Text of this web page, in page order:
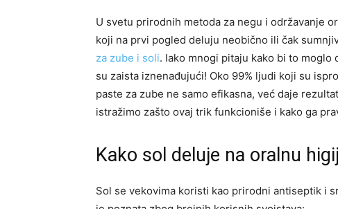
U svetu prirodnih metoda za negu i održavanje
koji na prvi pogled deluju neobično ili čak
za zube i soli. Iako mnogi pitaju kako bi to
su zaista iznenađujući! Oko 99% ljudi koji su
paste za zube ne samo efikasna, već daje
istražimo zašto ovaj trik funkcioniše i kako ga
Kako sol deluje na oralnu
Sol se vekovima koristi kao prirodni antiseptik i